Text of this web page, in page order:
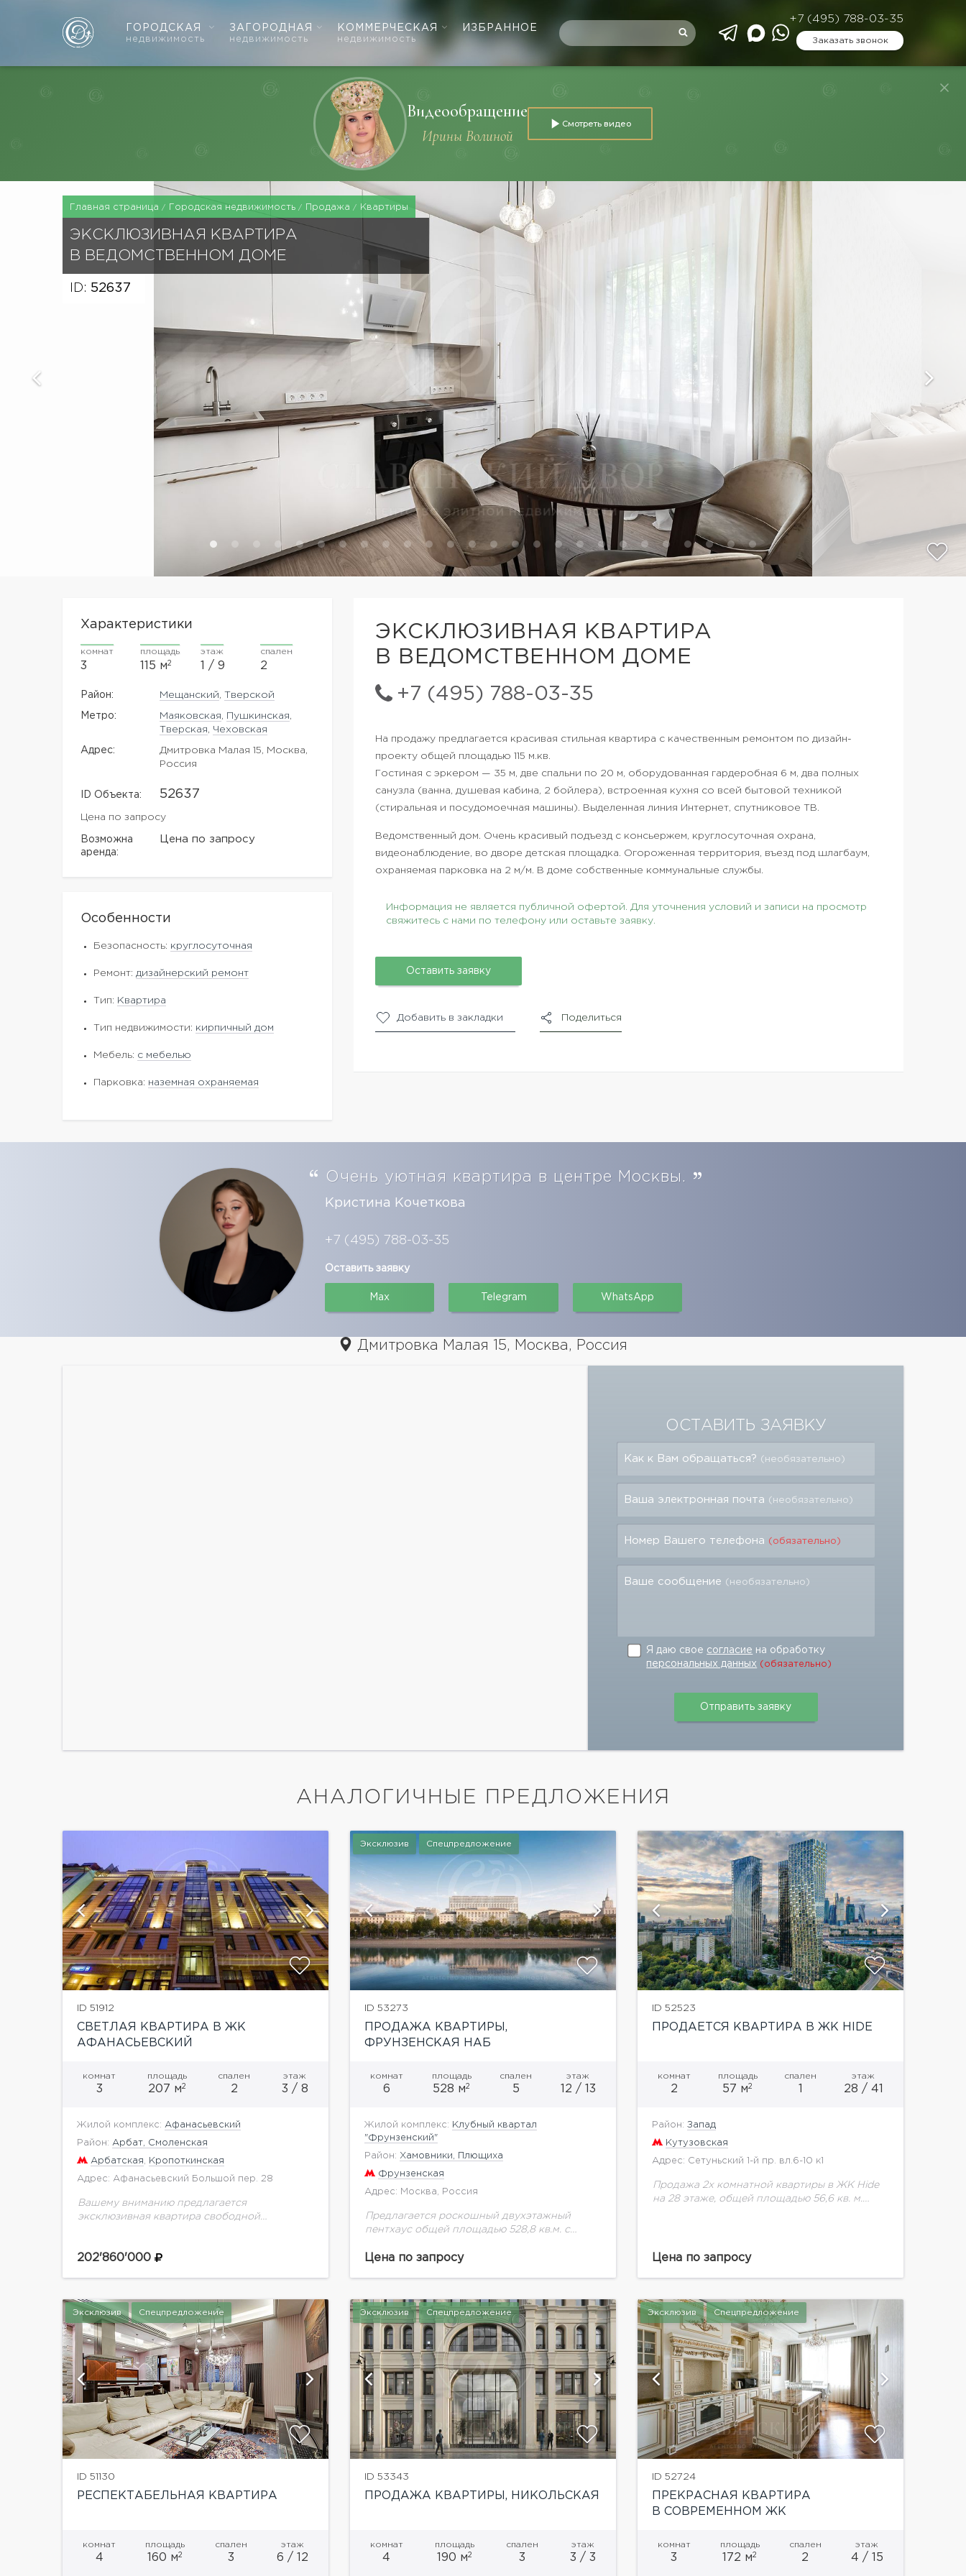
ГОРОДСКАЯ
недвижимость
ЗАГОРОДНАЯ
недвижимость
КОММЕРЧЕСКАЯ
недвижимость
ИЗБРАННОЕ
+7 (495) 788-03-35
Заказать звонок
Видеообращение
Ирины Волиной
Смотреть видео
Главная страница Городская недвижимость Продажа Квартиры
ЭКСКЛЮЗИВНАЯ КВАРТИРА
В ВЕДОМСТВЕННОМ ДОМЕ
ID: 52637
ЭКСКЛЮЗИВНАЯ КВАРТИРА
В ВЕДОМСТВЕННОМ ДОМЕ
+7 (495) 788-03-35
Характеристики
комнат
3
площадь
115 м2
этаж
1 / 9
спален
2
Район: Мещанский ,Тверской
Метро: Маяковская Пушкинская
Тверская
Чеховская
Адрес:
Дмитровка Малая 15, Москва,
Россия
ID Объекта: 52637
Цена по запросу
Возможна
аренда:
Цена по запросу
Особенности
Безопасность: круглосуточная
Ремонт: дизайнерский ремонт
Тип: Квартира
Тип недвижимости: кирпичный дом
Мебель: с мебелью
Парковка: наземная охраняемая
На продажу предлагается красивая стильная квартира с качественным ремонтом по дизайн-
проекту общей площадью 115 м.кв.
Гостиная с эркером — 35 м, две спальни по 20 м, оборудованная гардеробная 6 м, два полных
санузла (ванна, душевая кабина, 2 бойлера), встроенная кухня со всей бытовой техникой
(стиральная и посудомоечная машины). Выделенная линия Интернет, спутниковое ТВ.
Ведомственный дом. Очень красивый подъезд с консьержем, круглосуточная охрана,
видеонаблюдение, во дворе детская площадка. Огороженная территория, въезд под шлагбаум,
охраняемая парковка на 2 м/м. В доме собственные коммунальные службы.
Информация не является публичной офертой. Для уточнения условий и записи на просмотр
свяжитесь с нами по телефону или оставьте заявку.
Оставить заявку
Добавить в закладки Поделиться
Очень уютная квартира в центре Москвы.
Кристина Кочеткова
+7 (495) 788-03-35
Оставить заявку
Max Telegram WhatsApp
Дмитровка Малая 15, Москва, Россия
ОСТАВИТЬ ЗАЯВКУ
Как к Вам обращаться? (необязательно)
Ваша электронная почта (необязательно)
Номер Вашего телефона (обязательно)
Ваше сообщение (необязательно)
Я даю свое согласие на обработку
персональных данных (обязательно)
АНАЛОГИЧНЫЕ ПРЕДЛОЖЕНИЯ
ID 51912
СВЕТЛАЯ КВАРТИРА В ЖК
АФАНАСЬЕВСКИЙ
комнат
3
площадь
207 м2
спален
2
этаж
3 / 8
Жилой комплекс: Афанасьевский
Район: Арбат, Смоленская
Арбатская Кропоткинская
Адрес: Афанасьевский Большой пер. 28
Вашему вниманию предлагается
эксклюзивная квартира свободной
просторную кухню гостиную, столовую, 3
202'860'000
показать ещё 4 фотографии
Эксклюзив Спецпредложение
ID 53273
ПРОДАЖА КВАРТИРЫ,
ФРУНЗЕНСКАЯ НАБ
комнат
6
площадь
528 м2
спален
5
этаж
12 / 13
Жилой комплекс:
Клубный квартал
"Фрунзенский"
Район: Хамовники, Плющиха
Фрунзенская
Адрес: Москва, Россия
Предлагается роскошный двухэтажный
пентхаус общей площадью 528,8 кв.м. с
гостиной, собственным бассейном. А с
Цена по запросу
показать ещё 8 фотографий
ID 52523
ПРОДАЕТСЯ КВАРТИРА В ЖК HIDE
комнат
2
площадь
57 м2
спален этаж
28 / 41
Район: Запад
Кутузовская
Адрес: Сетуньский 1-й пр. вл.6-10 к1
Продажа 2х комнатной квартиры в ЖК Hide
на 28 этаже, общей площадью 56,6 кв. м.
Цена по запросу
Эксклюзив Спецпредложение
ID 51130
РЕСПЕКТАБЕЛЬНАЯ КВАРТИРА
комнат
4
площадь
160 м2
спален
3
этаж
6 / 12
показать ещё 6 фотографий
Эксклюзив Спецпредложение
ID 53343
ПРОДАЖА КВАРТИРЫ, НИКОЛЬСКАЯ
комнат
4
площадь
190 м2
спален
3
этаж
3 / 3
показать ещё 22 фотографии
Эксклюзив Спецпредложение
ID 52724
ПРЕКРАСНАЯ КВАРТИРА
В СОВРЕМЕННОМ ЖК
комнат
3
площадь
172 м2
спален
2
этаж
4 / 15